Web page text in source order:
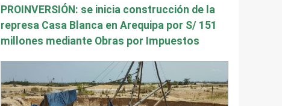
PROINVERSIÓN: se inicia construcción de la
represa Casa Blanca en Arequipa por S/ 151
millones mediante Obras por Impuestos